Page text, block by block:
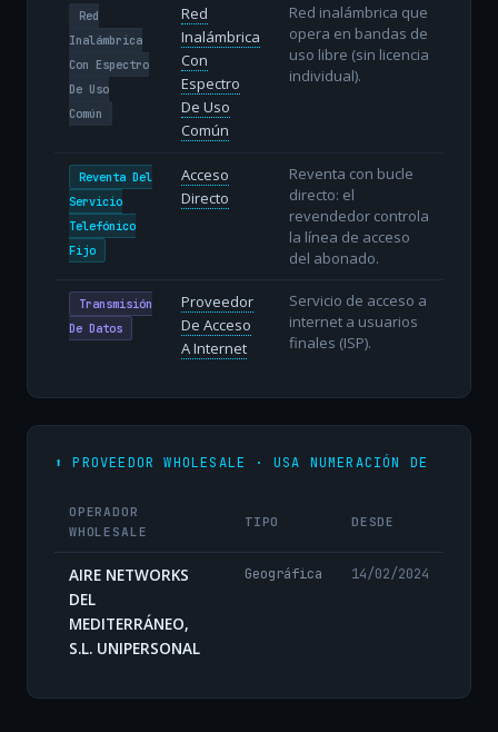
Red
Inalámbrica
Con Espectro
De Uso
Común
Red
Inalámbrica
Con
Espectro
De Uso
Común
Red inalámbrica que
opera en bandas de
uso libre (sin licencia
individual).
Reventa Del
Servicio
Telefónico
Fijo
Acceso
Directo
Reventa con bucle
directo: el
revendedor controla
la línea de acceso
del abonado.
Transmisión
De Datos
Proveedor
De Acceso
A Internet
Servicio de acceso a
internet a usuarios
finales (ISP).
⬆️ PROVEEDOR WHOLESALE · USA NUMERACIÓN DE
OPERADOR
WHOLESALE
TIPO DESDE
AIRE NETWORKS
DEL
MEDITERRÁNEO,
S.L. UNIPERSONAL
Geográfica 14/02/2024